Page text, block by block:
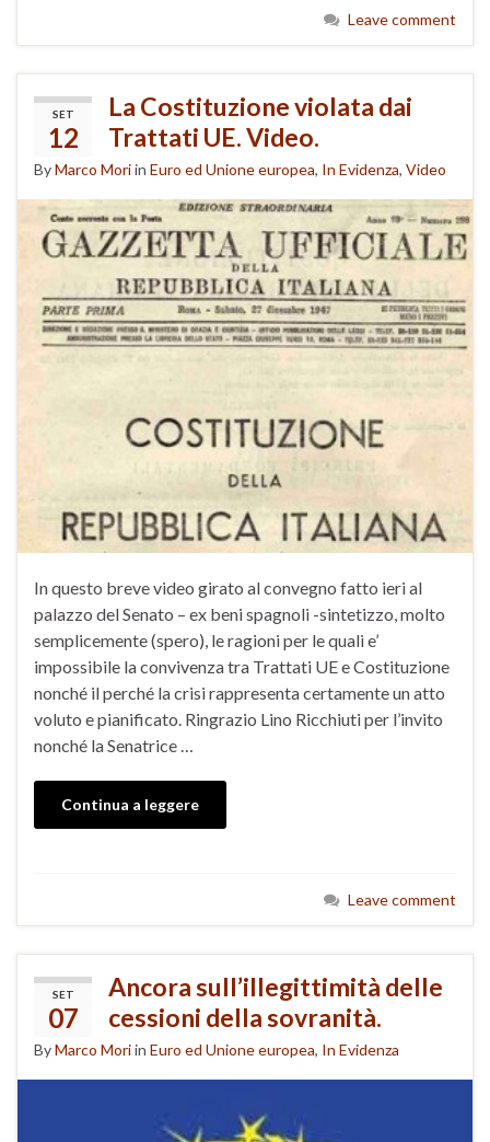
Leave comment
SET
12
La Costituzione violata dai
Trattati UE. Video.
ByMarco Moriin Euro ed Unione europea, In Evidenza, Video
In questo breve video girato al convegno fatto ieri al
palazzo del Senato – ex beni spagnoli -sintetizzo, molto
semplicemente (spero), le ragioni per le quali e’
impossibile la convivenza tra Trattati UE e Costituzione
nonché il perché la crisi rappresenta certamente un atto
voluto e pianificato. Ringrazio Lino Ricchiuti per l’invito
nonché la Senatrice …
Continua a leggere
Leave comment
SET
07
Ancora sull’illegittimità delle
cessioni della sovranità.
ByMarco Moriin Euro ed Unione europea, In Evidenza